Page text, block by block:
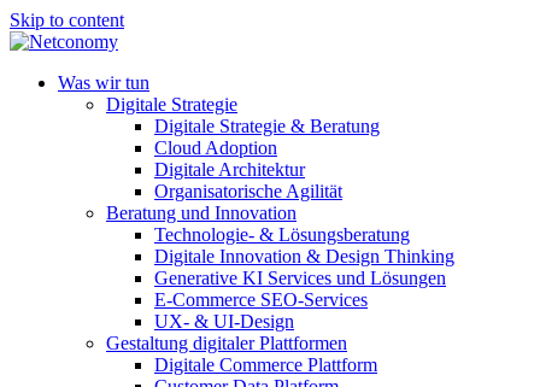
Skip to content
Was wir tun
Digitale Strategie
Digitale Strategie & Beratung
Cloud Adoption
Digitale Architektur
Organisatorische Agilität
Beratung und Innovation
Technologie- & Lösungsberatung
Digitale Innovation & Design Thinking
Generative KI Services und Lösungen
E-Commerce SEO-Services
UX- & UI-Design
Gestaltung digitaler Plattformen
Digitale Commerce Plattform